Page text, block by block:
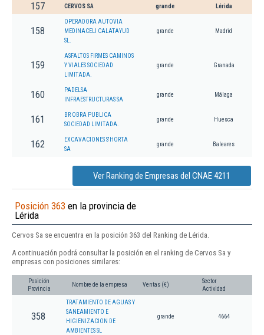
157 CERVOS SA grande Lérida
158
OPERADORA AUTOVIA
MEDINACELI CALATAYUD
SL.
grande Madrid
159
ASFALTOS FIRMES CAMINOS
Y VIALES SOCIEDAD
LIMITADA.
grande Granada
160
PADELSA
INFRAESTRUCTURAS SA
grande Málaga
161
BR OBRA PUBLICA
SOCIEDAD LIMITADA.
grande Huesca
162
EXCAVACIONES S'HORTA
SA
grande Baleares
Ver Ranking de Empresas del CNAE 4211
Posición 363 en la provincia de
Lérida
Cervos Sa se encuentra en la posición 363 del Ranking de Lérida.
A continuación podrá consultar la posición en el ranking de Cervos Sa y
empresas con posiciones similares:
Posición
Provincia
Nombre de la empresa Ventas (€)
Sector
Actividad
358
TRATAMIENTO DE AGUAS Y
SANEAMIENTO E
HIGIENIZACION DE
AMBIENTES SL
grande 4664